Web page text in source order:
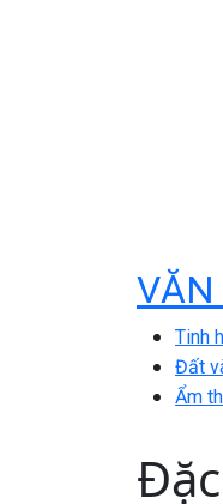
VĂN
Tinh
Đất
Ẩm